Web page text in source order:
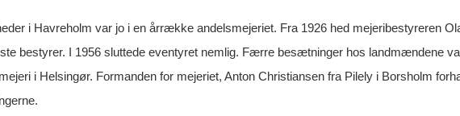
i Havreholm var jo i en årrække andelsmejeriet. Fra 1926 hed mejeribestyreren
bestyrer. I 1956 sluttede eventyret nemlig. Færre besætninger hos landmændene
i Helsingør. Formanden for mejeriet, Anton Christiansen fra Pilely i Borsholm